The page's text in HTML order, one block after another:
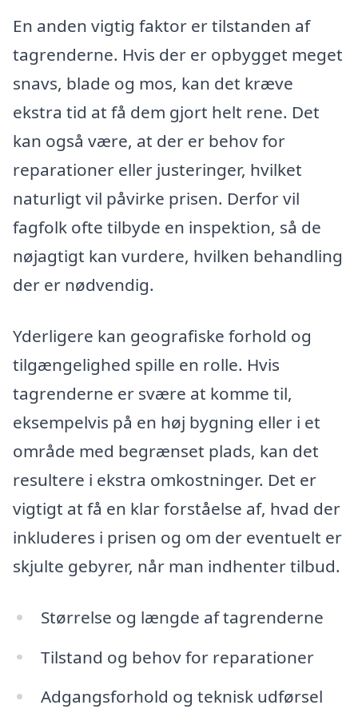
En anden vigtig faktor er tilstanden af
tagrenderne. Hvis der er opbygget meget
snavs, blade og mos, kan det kræve
ekstra tid at få dem gjort helt rene. Det
kan også være, at der er behov for
reparationer eller justeringer, hvilket
naturligt vil påvirke prisen. Derfor vil
fagfolk ofte tilbyde en inspektion, så de
nøjagtigt kan vurdere, hvilken behandling
der er nødvendig.
Yderligere kan geografiske forhold og
tilgængelighed spille en rolle. Hvis
tagrenderne er svære at komme til,
eksempelvis på en høj bygning eller i et
område med begrænset plads, kan det
resultere i ekstra omkostninger. Det er
vigtigt at få en klar forståelse af, hvad der
inkluderes i prisen og om der eventuelt er
skjulte gebyrer, når man indhenter tilbud.
Størrelse og længde af tagrenderne
Tilstand og behov for reparationer
Adgangsforhold og teknisk udførsel